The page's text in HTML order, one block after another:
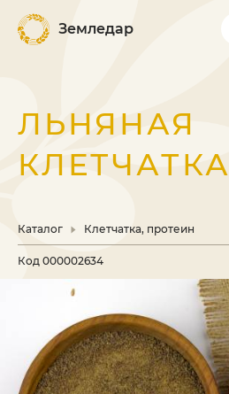
Земледар
ЛЬНЯНАЯ
КЛЕТЧАТКА
Каталог Клетчатка, протеин
Код 000002634